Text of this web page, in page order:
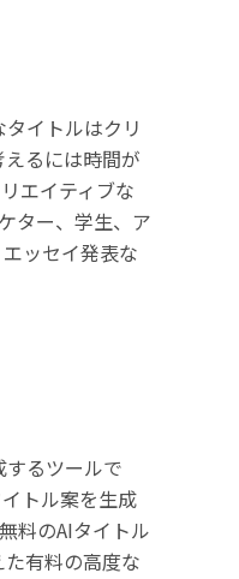
イトルはクリ
るには時間が
エイティブな
ター、学生、ア
ッセイ発表な
るツールで
トル案を生成
料のAIタイトル
有料の高度な